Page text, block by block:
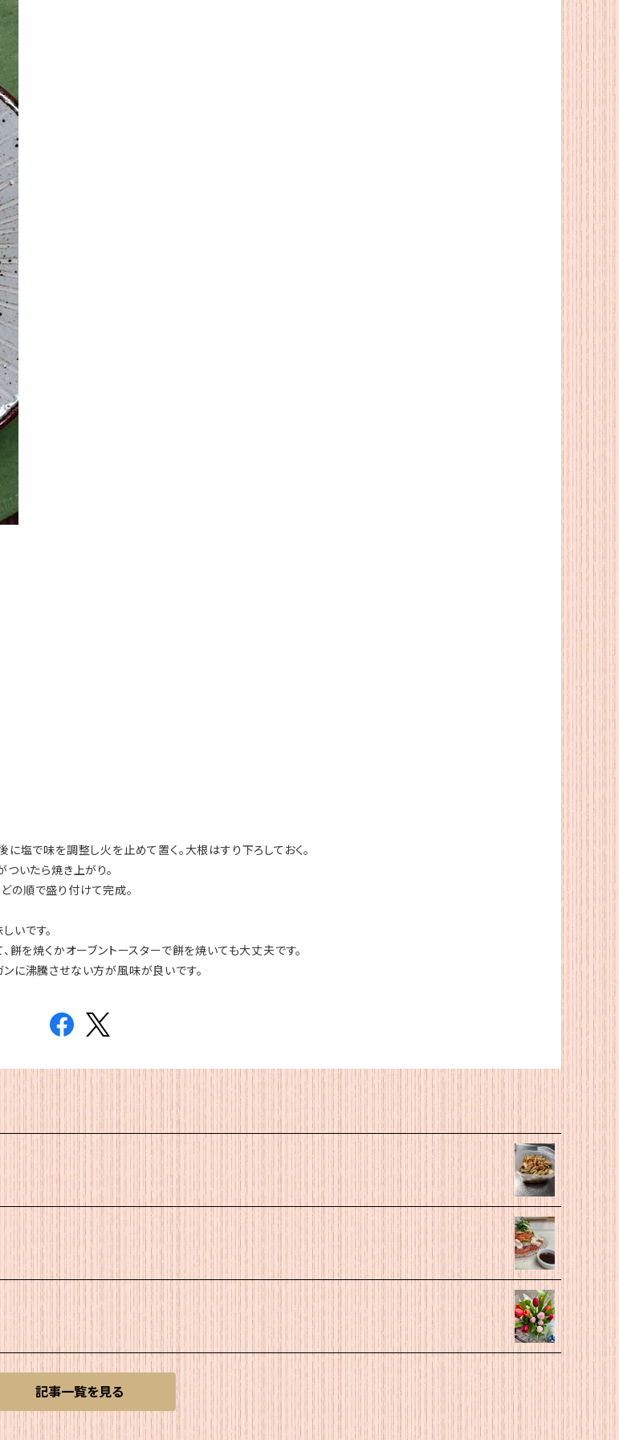
で味を調整し火を止めて置く。大根はすり下ろしておく。
いたら焼き上がり。
順で盛り付けて完成。
いです。
餅を焼くかオーブントースターで餅を焼いても大丈夫です。
に沸騰させない方が風味が良いです。
記事一覧を見る